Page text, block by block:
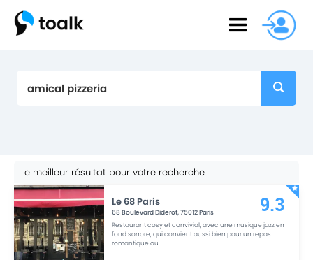
Le meilleur résultat pour votre recherche
Le 68 Paris
68 Boulevard Diderot,75012Paris
Restaurant cosy et convivial, avec une musique jazz en
fond sonore, qui convient aussi bien pour un repas
romantique ou...
9.3